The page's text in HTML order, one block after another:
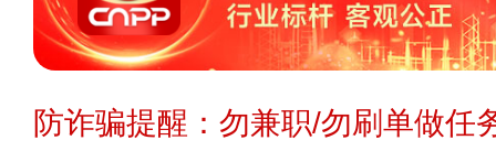
防诈骗提醒：勿兼职/勿刷单做任